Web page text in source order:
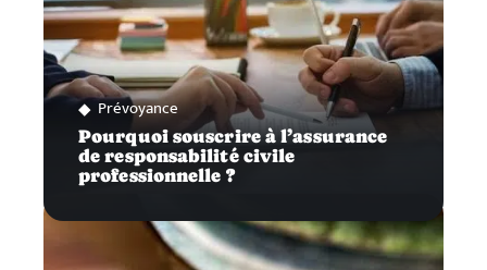
Prévoyance
Pourquoi souscrire à l’assurance
de responsabilité civile
professionnelle ?